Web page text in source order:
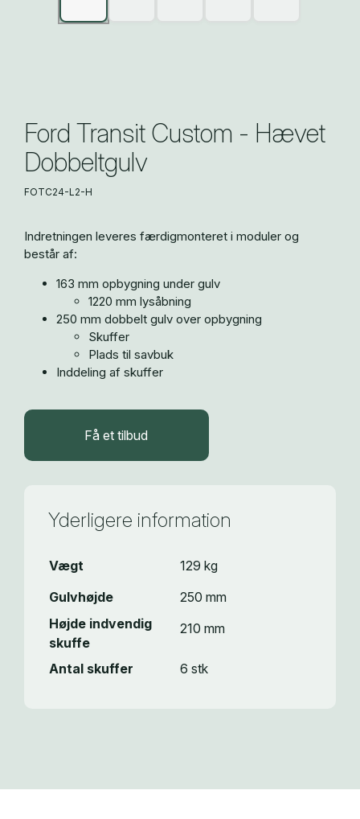
Ford Transit Custom - Hævet
Dobbeltgulv
FOTC24-L2-H
Indretningen leveres færdigmonteret i moduler og
består af:
163 mm opbygning under gulv
1220 mm lysåbning
250 mm dobbelt gulv over opbygning
Skuffer
Plads til savbuk
Inddeling af skuffer
Få et tilbud
Yderligere information
Vægt
129 kg
Gulvhøjde
250 mm
Højde indvendig
skuffe
210 mm
Antal skuffer 6 stk